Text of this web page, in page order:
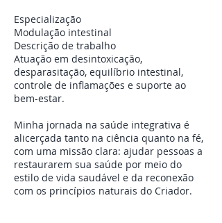
Especialização
Modulação intestinal
Descrição de trabalho
Atuação em desintoxicação,
desparasitação, equilíbrio intestinal,
controle de inflamações e suporte ao
bem-estar.
Minha jornada na saúde integrativa é
alicerçada tanto na ciência quanto na fé,
com uma missão clara: ajudar pessoas a
restaurarem sua saúde por meio do
estilo de vida saudável e da reconexão
com os princípios naturais do Criador.